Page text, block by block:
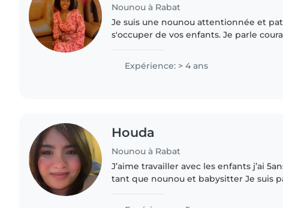
Nounou à Rabat
Je suis une nounou attentionnée et
s'occuper de vos enfants. Je parle
devoirs et..
Expérience: > 4 ans
Houda
Nounou à Rabat
J’aime travailler avec les enfants j’ai
tant que nounou et babysitter Je suis
parfaitement..